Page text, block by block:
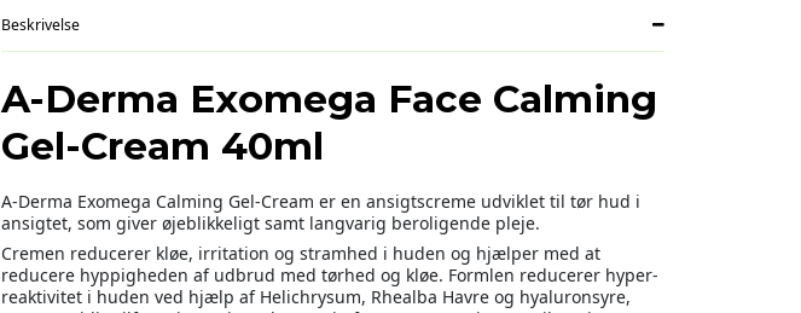
Beskrivelse
A-Derma Exomega Face Calming
Gel-Cream 40ml
A-Derma Exomega Calming Gel-Cream er en ansigtscreme udviklet til tør hud i
ansigtet, som giver øjeblikkeligt samt langvarig beroligende pleje.
Cremen reducerer kløe, irritation og stramhed i huden og hjælper med at
reducere hyppigheden af udbrud med tørhed og kløe. Formlen reducerer hyper-
reaktivitet i huden ved hjælp af Helichrysum, Rhealba Havre og hyaluronsyre,